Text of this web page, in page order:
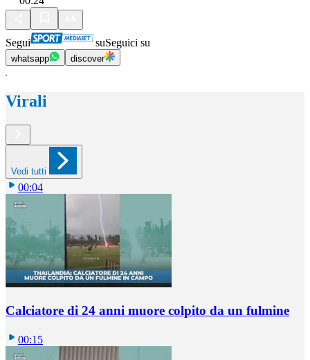
Segui suSeguici su
whatsapp discover
Virali
Vedi tutti
00:04
Calciatore di 24 anni muore colpito da un fulmine
00:15